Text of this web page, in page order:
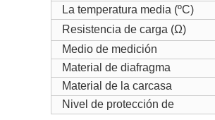
La temperatura media (ºC)
Resistencia de carga (Ω)
Medio de medición
Material de diafragma
Material de la carcasa
Nivel de protección de